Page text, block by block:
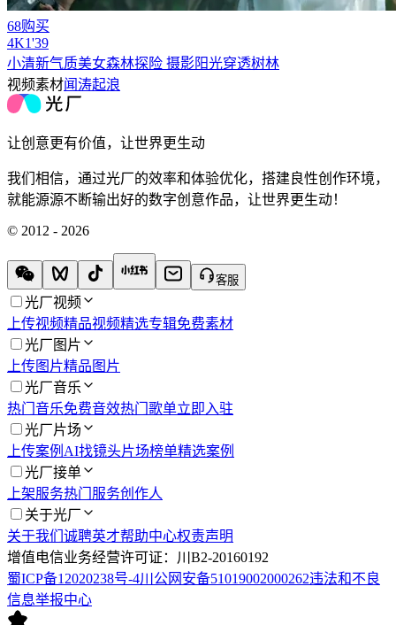
68购买
4K1'39
小清新气质美女森林探险 摄影阳光穿透树林
视频素材闻涛起浪
让创意更有价值，让世界更生动
我们相信，通过光厂的效率和体验优化，搭建良性创作环境，
就能源源不断输出好的数字创意作品，让世界更生动！
© 2012 - 2026
客服
光厂视频
上传视频精品视频精选专辑免费素材
光厂图片
上传图片精品图片
光厂音乐
热门音乐免费音效热门歌单立即入驻
光厂片场
上传案例 AI找镜头片场榜单精选案例
光厂接单
上架服务热门服务创作人
关于光厂
关于我们 诚聘英才帮助中心权责声明
增值电信业务经营许可证：川B2-20160192
蜀ICP备12020238号-4川公网安备51019002000262违法和不良
信息举报中心